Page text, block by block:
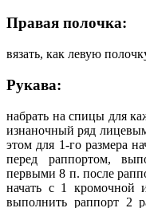
Правая полочка:
вязать, как левую
Рукава:
набрать на спицы для
изнаночный ряд
этом для 1-го размера
перед раппортом,
первыми 8 п. после
начать с 1 кромочной
выполнить раппорт 2